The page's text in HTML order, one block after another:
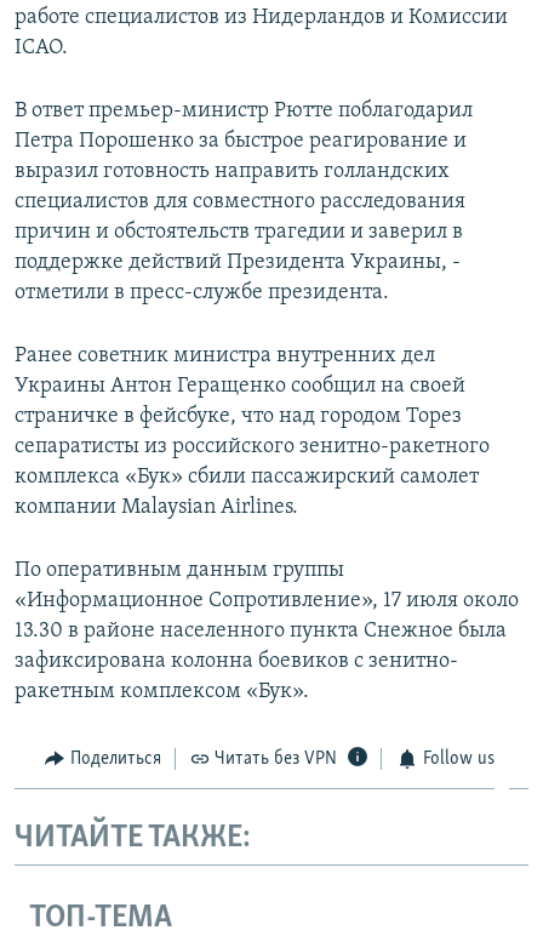
работе специалистов из Нидерландов и Комиссии
ICAO.
В ответ премьер-министр Рютте поблагодарил
Петра Порошенко за быстрое реагирование и
выразил готовность направить голландских
специалистов для совместного расследования
причин и обстоятельств трагедии и заверил в
поддержке действий Президента Украины, -
отметили в пресс-службе президента.
Ранее советник министра внутренних дел
Украины Антон Геращенко сообщил на своей
страничке в фейсбуке, что над городом Торез
сепаратисты из российского зенитно-ракетного
комплекса «Бук» сбили пассажирский самолет
компании Malaysian Airlines.
По оперативным данным группы
«Информационное Сопротивление», 17 июля около
13.30 в районе населенного пункта Снежное была
зафиксирована колонна боевиков с зенитно-
ракетным комплексом «Бук».
Поделиться Читать без VPN Follow us
ЧИТАЙТЕ ТАКЖЕ:
ТОП-ТЕМА